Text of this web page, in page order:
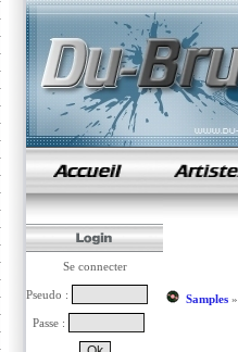
samples de rap
Se connecter
Pseudo :
Passe :
Samples»